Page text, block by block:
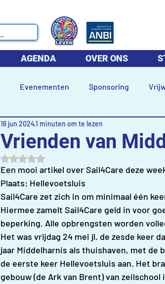
AGENDA OVER ONS
Evenementen Sponsoring
Vrienden van
16 jun 20241 minuten om te lezen
Beoordeeld met NaN uit 5 sterren.
Een mooi artikel over Sail4Care deze
Plaats: Hellevoetsluis
Sail4Care zet zich in om minimaal één
Hiermee zamelt Sail4Care geld in voor
beperking. Alle opbrengsten worden
Het was vrijdag 24 mei jl. de zesde keer
jaar Middelharnis als thuishaven, met de
de eerste keer Hellevoetsluis aan. Het
gebouw (de Ark van Brent) van